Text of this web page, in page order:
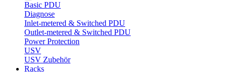
Basic PDU
Diagnose
Inlet-metered & Switched PDU
Outlet-metered & Switched PDU
Power Protection
USV
USV Zubehör
Racks